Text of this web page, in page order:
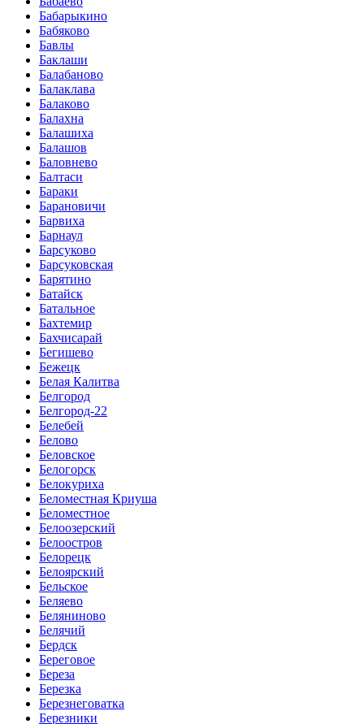
Бабарыкино
Бабяково
Бавлы
Баклаши
Балабаново
Балаклава
Балаково
Балахна
Балашиха
Балашов
Баловнево
Балтаси
Бараки
Барановичи
Барвиха
Барнаул
Барсуково
Барсуковская
Барятино
Батайск
Батальное
Бахтемир
Бахчисарай
Бегишево
Бежецк
Белая Калитва
Белгород
Белгород-22
Белебей
Белово
Беловское
Белогорск
Белокуриха
Беломестная Криуша
Беломестное
Белоозерский
Белоостров
Белорецк
Белоярский
Бельское
Беляево
Беляниново
Белячий
Бердск
Береговое
Береза
Березка
Березнеговатка
Березники